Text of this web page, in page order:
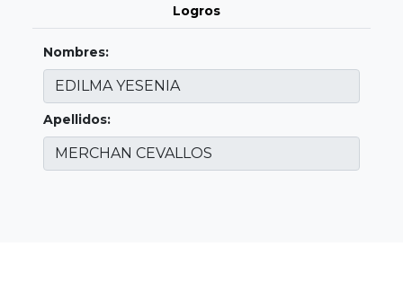
Logros
Nombres:
Apellidos: